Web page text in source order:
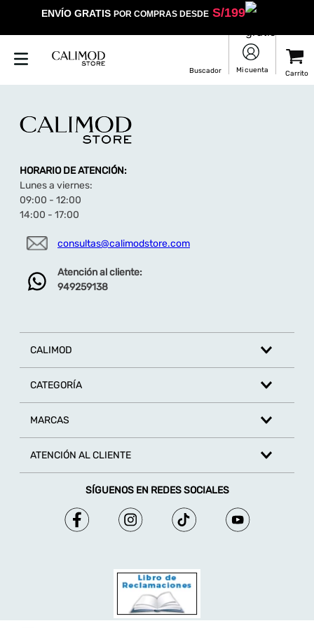
ENVÍO GRATIS POR COMPRAS DESDES/199
HORARIO DE ATENCIÓN:
Lunes a viernes:
09:00 - 12:00
14:00 - 17:00
consultas@calimodstore.com
Atención al cliente:
949259138
CALIMOD
CATEGORÍA
MARCAS
ATENCIÓN AL CLIENTE
SÍGUENOS EN REDES SOCIALES